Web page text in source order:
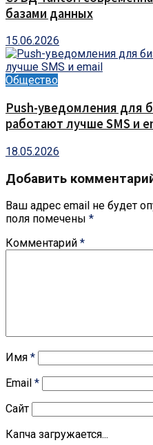
базами данных
15.06.2026
Общество
Push-уведомления для
работают лучше SMS и
18.05.2026
Добавить
Ваш адрес email не будет
поля помечены *
Комментарий *
Имя *
Email *
Сайт
Капча загружается...